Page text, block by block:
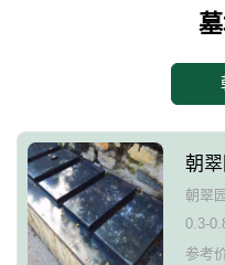
朝
朝翠园
0.3-
参考